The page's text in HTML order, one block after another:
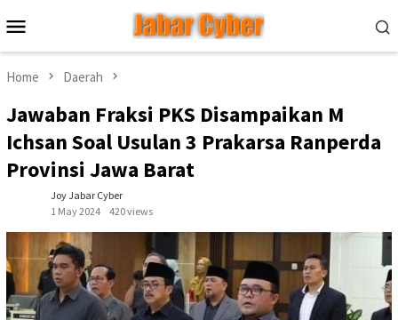
to
contentMenu
Home Daerah
Jawaban Fraksi PKS Disampaikan M
Ichsan Soal Usulan 3 Prakarsa Ranperda
Provinsi Jawa Barat
Joy Jabar Cyber
1 May 2024
420 views